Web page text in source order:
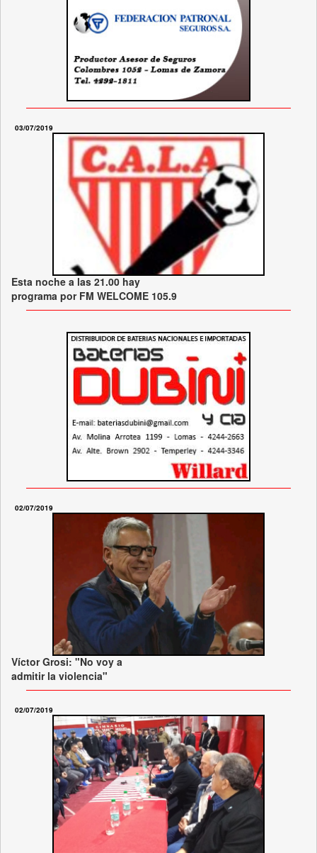
03/07/2019
Esta noche a las 21.00 hay
programa por FM WELCOME 105.9
02/07/2019
Víctor Grosi: "No voy a
admitir la violencia"
02/07/2019